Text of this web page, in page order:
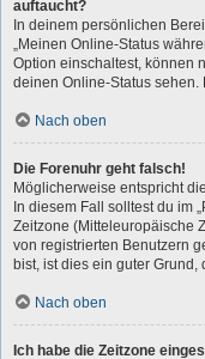
auftaucht?
In deinem persönlichen
„Meinen Online-Status
Option einschaltest, können
deinen Online-Status
Nach oben
Die Forenuhr geht falsch!
Möglicherweise entspricht
In diesem Fall solltest du im
Zeitzone (Mitteleuropäische
von registrierten Benutzern
bist, ist dies ein guter Grund,
Nach oben
Ich habe die Zeitzone